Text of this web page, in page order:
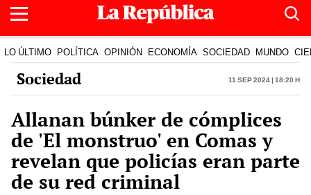
LO ÚLTIMO POLÍTICA OPINIÓN ECONOMÍA SOCIEDAD MUNDO
Sociedad 11 Sep 2024 | 18:20 h
Allanan búnker de cómplices
de 'El monstruo' en Comas y
revelan que policías eran parte
de su red criminal